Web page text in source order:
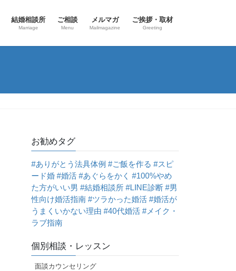
結婚相談所
Marriage
ご相談
Menu
メルマガ
Mailmagazine
ご挨拶・取材
Greeting
お勧めタグ
#ありがとう法具体例 #ご飯を作る #スピ
ード婚 #婚活 #あぐらをかく #100%やめ
た方がいい男 #結婚相談所 #LINE診断 #男
性向け婚活指南 #ツラかった婚活 #婚活が
うまくいかない理由 #40代婚活 #メイク・
ラブ指南
個別相談・レッスン
面談カウンセリング